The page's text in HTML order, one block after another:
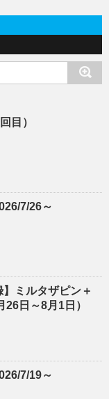
目）
7/26～
】ミルタザピン＋
日～8月1日）
7/19～